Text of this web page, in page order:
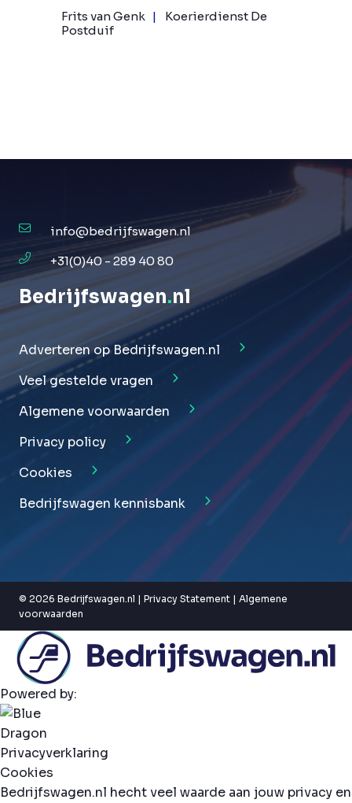
Frits van Genk
Koerierdienst De
Postduif
info@bedrijfswagen.nl
+31(0)40 - 289 40 80
Bedrijfswagen.nl
Adverteren op Bedrijfswagen.nl
Veel gestelde vragen
Algemene voorwaarden
Privacy policy
Cookies
Bedrijfswagen kennisbank
© 2026 Bedrijfswagen.nl | Privacy Statement | Algemene
voorwaarden
Powered by:
Privacyverklaring
Cookies
Bedrijfswagen.nl hecht veel waarde aan jouw privacy en